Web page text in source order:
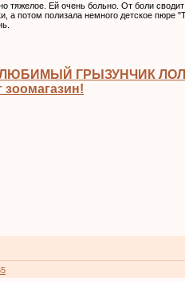
тяжелое. Ей очень больно. От боли
а потом полизала немного детское пюре
ЛЮБИМЫЙ ГРЫЗУНЧИК